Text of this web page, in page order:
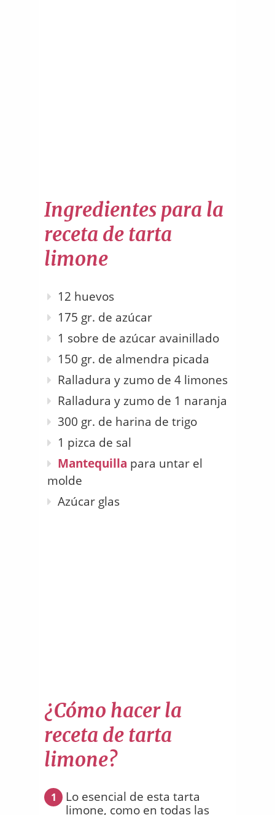
Ingredientes para la
receta de tarta
limone
12 huevos
175 gr. de azúcar
1 sobre de azúcar avainillado
150 gr. de almendra picada
Ralladura y zumo de 4 limones
Ralladura y zumo de 1 naranja
300 gr. de harina de trigo
1 pizca de sal
Mantequilla para untar el
molde
Azúcar glas
¿Cómo hacer la
receta de tarta
limone?
1
Lo esencial de esta tarta
limone, como en todas las